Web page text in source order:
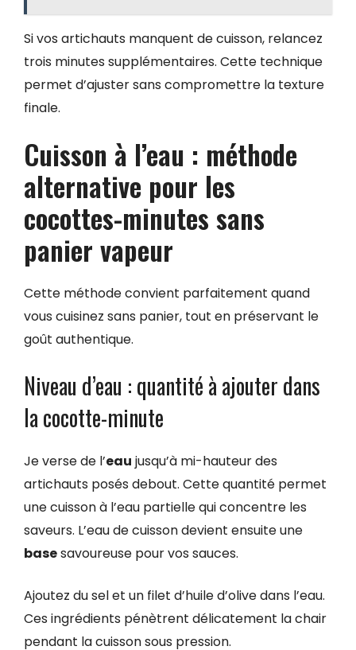
Si vos artichauts manquent de cuisson, relancez
trois minutes supplémentaires. Cette technique
permet d’ajuster sans compromettre la texture
finale.
Cuisson à l’eau : méthode
alternative pour les
cocottes-minutes sans
panier vapeur
Cette méthode convient parfaitement quand
vous cuisinez sans panier, tout en préservant le
goût authentique.
Niveau d’eau : quantité à ajouter dans
la cocotte-minute
Je verse de l’eau jusqu’à mi-hauteur des
artichauts posés debout. Cette quantité permet
une cuisson à l’eau partielle qui concentre les
saveurs. L’eau de cuisson devient ensuite une
basesavoureuse pour vos sauces.
Ajoutez du sel et un filet d’huile d’olive dans l’eau.
Ces ingrédients pénètrent délicatement la chair
pendant la cuisson sous pression.